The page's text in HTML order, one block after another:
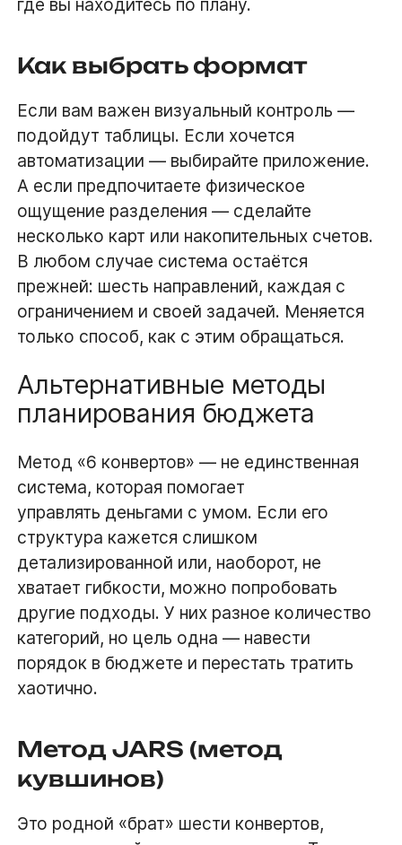
где вы находитесь по плану.
Как выбрать формат
Если вам важен визуальный контроль —
подойдут таблицы. Если хочется
автоматизации — выбирайте приложение.
А если предпочитаете физическое
ощущение разделения — сделайте
несколько карт или накопительных счетов.
В любом случае система остаётся
прежней: шесть направлений, каждая с
ограничением и своей задачей. Меняется
только способ, как с этим обращаться.
Альтернативные методы
планирования бюджета
Метод «6 конвертов» — не единственная
система, которая помогает
управлять деньгами с умом. Если его
структура кажется слишком
детализированной или, наоборот, не
хватает гибкости, можно попробовать
другие подходы. У них разное количество
категорий, но цель одна — навести
порядок в бюджете и перестать тратить
хаотично.
Метод JARS (метод
кувшинов)
Это родной «брат» шести конвертов,